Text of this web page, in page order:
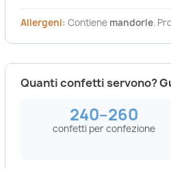
Allergeni: Contiene mandorle.
Quanti confetti servono?
240–260
confetti per confezione